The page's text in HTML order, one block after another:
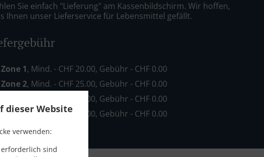
dieser Website
verwenden:
sind
Sie einfach "Lieferung" am Kassenbildschirm. Wir hoffen,
Ihnen unser Lieferservice für Lebensmittel gefällt.
Zone 1, Mind. - CHF 20.00, Gebühr - CHF 0.00
Zone 2, Mind. - CHF 25.00, Gebühr - CHF 0.00
, Mind. - CHF 30.00, Gebühr - CHF 0.00
Zone 4, Mind. - CHF 60.00, Gebühr - CHF 0.00